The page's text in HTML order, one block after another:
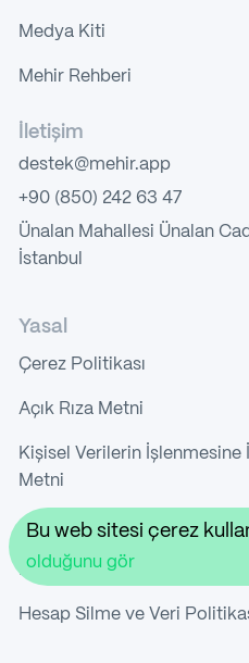
Bu web sitesi çerez
olduğunu gör
Medya Kiti
Mehir Rehberi
İletişim
destek@mehir.app
+90 (850) 242 63 47
Ünalan Mahallesi Ünalan
İstanbul
Yasal
Çerez Politikası
Açık Rıza Metni
Kişisel Verilerin İşlenmesine
Metni
Gizlilik Politikası
Kullanıcı Sözleşmesi
Hesap Silme ve Veri